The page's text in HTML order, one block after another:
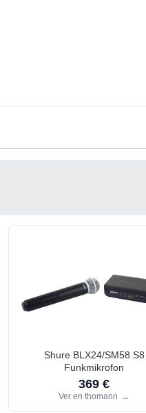
Shure BLX24/SM58 S8
Funkmikrofon
369 €
Ver en thomann →